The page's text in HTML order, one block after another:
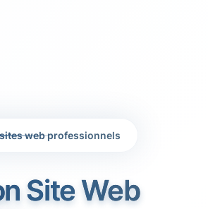
web professionnels
Site Web